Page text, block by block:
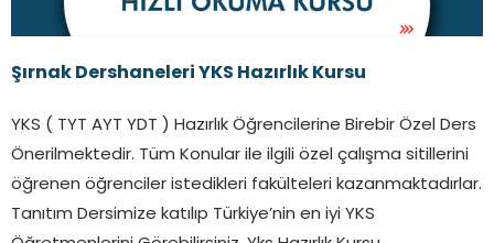
Şırnak Dershaneleri YKS Hazırlık Kursu
YKS ( TYT AYT YDT ) Hazırlık Öğrencilerine Birebir Özel Ders
Önerilmektedir. Tüm Konular ile ilgili özel çalışma sitillerini
öğrenen öğrenciler istedikleri fakülteleri kazanmaktadırlar.
Tanıtım Dersimize katılıp Türkiye’nin en iyi YKS